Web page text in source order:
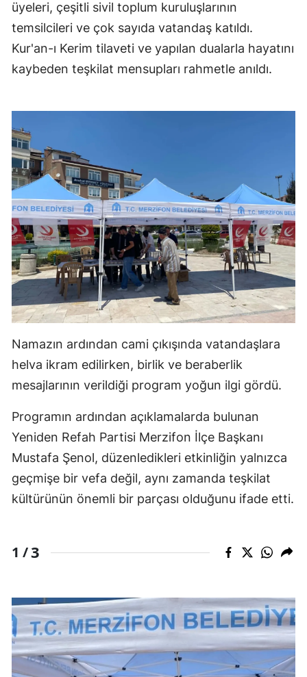
üyeleri, çeşitli sivil toplum kuruluşlarının
temsilcileri ve çok sayıda vatandaş katıldı.
Kur'an-ı Kerim tilaveti ve yapılan dualarla hayatını
kaybeden teşkilat mensupları rahmetle anıldı.
Namazın ardından cami çıkışında vatandaşlara
helva ikram edilirken, birlik ve beraberlik
mesajlarının verildiği program yoğun ilgi gördü.
Programın ardından açıklamalarda bulunan
Yeniden Refah Partisi Merzifon İlçe Başkanı
Mustafa Şenol, düzenledikleri etkinliğin yalnızca
geçmişe bir vefa değil, aynı zamanda teşkilat
kültürünün önemli bir parçası olduğunu ifade etti.
1 /3